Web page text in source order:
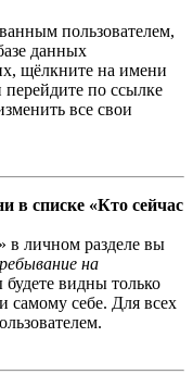
пользователем,
данных
щёлкните на имени
перейдите по ссылке
все свои
в списке «Кто сейчас
в личном разделе вы
на
будете видны только
самому себе. Для всех